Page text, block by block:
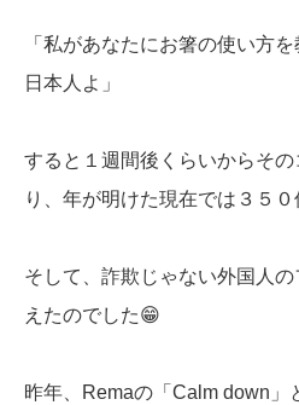
「私があなたにお箸の使い方
日本人よ」
すると１週間後くらいからそ
り、年が明けた現在では３５
そして、詐欺じゃない外国人
えたのでした😁
昨年、Remaの「Calm down」